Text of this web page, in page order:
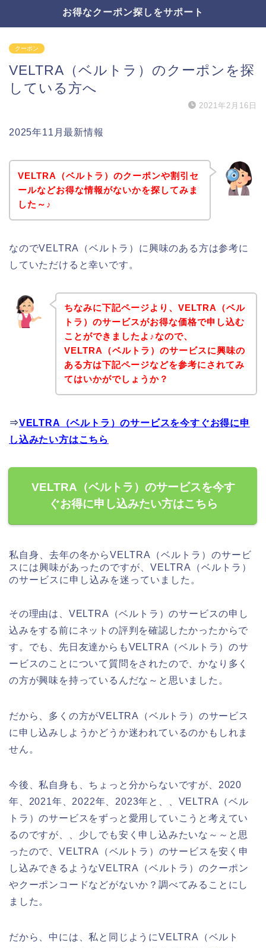
お得なクーポン探しをサポート
クーポン
VELTRA（ベルトラ）のクーポンを探
している方へ
2021年2月16日
2025年11月最新情報
VELTRA（ベルトラ）のクーポンや割引セ
ールなどお得な情報がないかを探してみま
した～♪
なのでVELTRA（ベルトラ）に興味のある方は参考に
していただけると幸いです。
ちなみに下記ページより、VELTRA（ベル
トラ）のサービスがお得な価格で申し込む
ことができましたよ♪なので、
VELTRA（ベルトラ）のサービスに興味の
ある方は下記ページなどを参考にされてみ
てはいかがでしょうか？
⇒VELTRA（ベルトラ）のサービスを今すぐお得に申
し込みたい方はこちら
VELTRA（ベルトラ）のサービスを今す
ぐお得に申し込みたい方はこちら
私自身、去年の冬からVELTRA（ベルトラ）のサービ
スには興味があったのですが、VELTRA（ベルトラ）
のサービスに申し込みを迷っていました。
その理由は、VELTRA（ベルトラ）のサービスの申し
込みをする前にネットの評判を確認したかったからで
す。でも、先日友達からもVELTRA（ベルトラ）のサ
ービスのことについて質問をされたので、かなり多く
の方が興味を持っているんだな～と思いました。
だから、多くの方がVELTRA（ベルトラ）のサービス
に申し込みしようかどうか迷われているのかもしれま
せん。
今後、私自身も、ちょっと分からないですが、2020
年、2021年、2022年、2023年と、、VELTRA（ベル
トラ）のサービスをずっと愛用していこうと考えてい
るのですが、、少しでも安く申し込みたいな～～と思
ったので、VELTRA（ベルトラ）のサービスを安く申
し込みできるようなVELTRA（ベルトラ）のクーポン
やクーポンコードなどがないか？調べてみることにし
ました。
だから、中には、私と同じようにVELTRA（ベルト